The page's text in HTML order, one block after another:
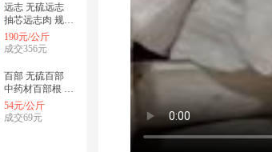
远志 无硫远志
抽芯远志肉 规格
齐全 批发零售支
持代发
190元/公斤
成交356元
百部 无硫百部
中药材百部根 规
格齐全货源充足
批发零售
54元/公斤
成交69元